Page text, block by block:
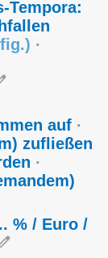
Tempora:
fig.) ·
auf ·
zufließen
·
% / Euro /